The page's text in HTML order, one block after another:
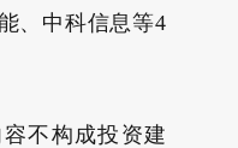
、中科信息等4
不构成投资建